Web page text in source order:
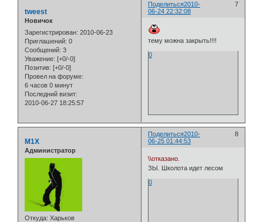
Поделиться 7
2010-
06-24 22:32:08
tweest
Новичок
Зарегистрирован: 2010-06-23
Приглашений: 0
Сообщений: 3
Уважение: [+0/-0]
Позитив: [+0/-0]
Провел на форуме:
6 часов 0 минут
Последний визит:
2010-06-27 18:25:57
тему можна закрыть!!!!
0
Поделиться 8
2010-
06-25 01:44:53
M1X
Администратор
Откуда: Харьков
\\отказано.
ЗЫ. Школота идет лесом
0